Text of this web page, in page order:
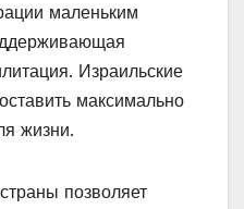
маленьким
Израильские
максимально
жизни.
позволяет